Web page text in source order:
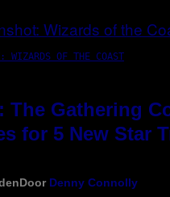
WIZARDS OF THE COAST
The Gathering
for 5 New Star
Door Denny Connolly